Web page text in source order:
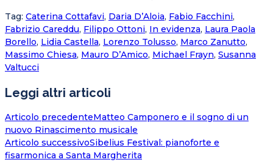
Tag: Caterina Cottafavi, Daria D’Aloia, Fabio Facchini,
Fabrizio Careddu, Filippo Ottoni, In evidenza, Laura Paola
Borello, Lidia Castella, Lorenzo Tolusso, Marco Zanutto,
Massimo Chiesa, Mauro D’Amico, Michael Frayn, Susanna
Valtucci
Leggi altri articoli
Articolo precedenteMatteo Camponero e il sogno di un
nuovo Rinascimento musicale
Articolo successivoSibelius Festival: pianoforte e
fisarmonica a Santa Margherita